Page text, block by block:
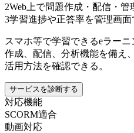
2Web上で問題作成・配信・
3学習進捗や正答率を管理画
スマホ等で学習できるeラー
作成、配信、分析機能を備え
活用方法を確認できる。
サービスを診断する
対応機能
SCORM適合
動画対応